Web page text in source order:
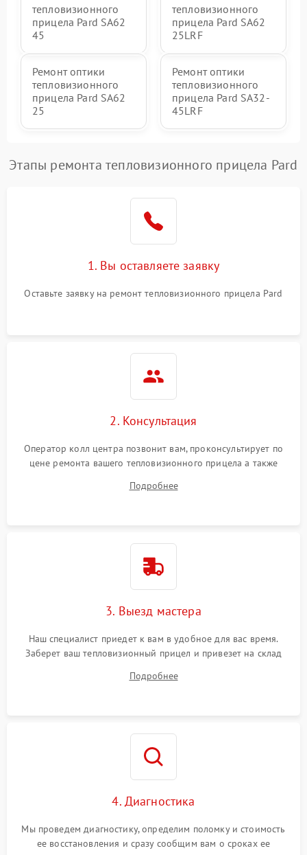
тепловизионного
прицела Pard SA62
45
тепловизионного
прицела Pard SA62
25LRF
Ремонт оптики
тепловизионного
прицела Pard SA62
25
Ремонт оптики
тепловизионного
прицела Pard SA32-
45LRF
Этапы ремонта тепловизионного прицела Pard
1. Вы оставляете заявку
Оставьте заявку на ремонт тепловизионного прицела Pard
2. Консультация
Оператор колл центра позвонит вам, проконсультирует по
цене ремонта вашего тепловизионного прицела а также
Подробнее
3. Выезд мастера
Наш специалист приедет к вам в удобное для вас время.
Заберет ваш тепловизионный прицел и привезет на склад
Подробнее
4. Диагностика
Мы проведем диагностику, определим поломку и стоимость
ее восстановления и сразу сообщим вам о сроках ее